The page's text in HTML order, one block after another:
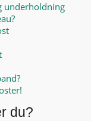
underholdning
du?